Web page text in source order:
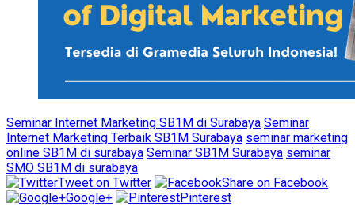
Seminar Internet Marketing SB1M di Surabaya Seminar
Internet Marketing Terbaik SB1M Surabaya seminar marketing
online SB1M di surabaya Seminar SB1M Surabaya seminar
SMO SB1M di surabaya
Tweet on Twitter
Share on Facebook
Google+
Pinterest